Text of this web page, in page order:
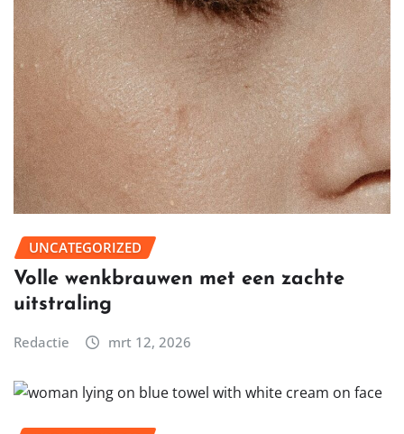
UNCATEGORIZED
Volle wenkbrauwen met een zachte
uitstraling
Redactie mrt 12, 2026